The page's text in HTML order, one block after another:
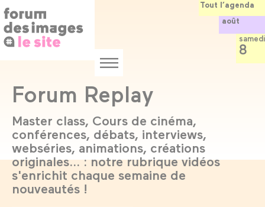
au
contenu
principal
Menu
Forum Replay
Master class, Cours de cinéma,
conférences, débats, interviews,
webséries, animations, créations
originales... : notre rubrique vidéos
s'enrichit chaque semaine de
nouveautés !
Tout l’agenda
août
samedi
8